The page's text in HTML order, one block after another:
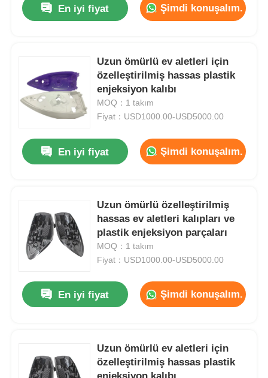
VR Gösterisi
Hakkımızda
Kalite kontrol
Bize ulaşın
Haberler
Araba Parçaları Kalıp
En iyi fiyat Şimdi konuşalım.
Uzun ömürlü ev aletleri için
özelleştirilmiş hassas plastik
enjeksiyon kalıbı
MOQ：1 takım
Fiyat：USD1000.00-USD5000.00
En iyi fiyat Şimdi konuşalım.
Uzun ömürlü özelleştirilmiş
hassas ev aletleri kalıpları ve
plastik enjeksiyon parçaları
MOQ：1 takım
Fiyat：USD1000.00-USD5000.00
En iyi fiyat Şimdi konuşalım.
Uzun ömürlü ev aletleri için
özelleştirilmiş hassas plastik
enjeksiyon kalıbı